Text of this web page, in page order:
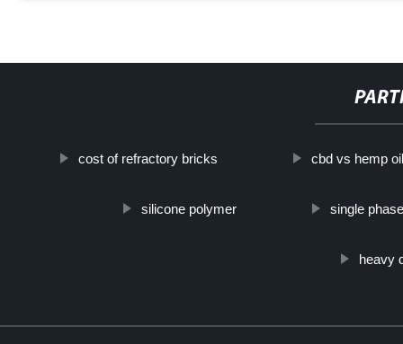
cost of refractory bricks cbd vs hemp
silicone polymer single
heavy